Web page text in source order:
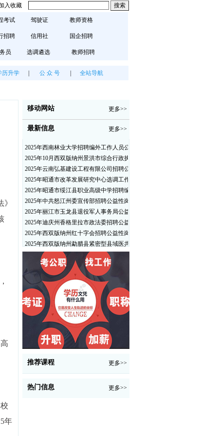
入收藏
考试 驾驶证 教师资格
招聘 信用社 国企招聘
员 选调遴选 教师招聘
历升学 公 众 号 全站导航
年
移动网站 更多>>
最新信息 更多>>
2025年西南林业大学招聘编外工作人员公告（三）
2025年10月西双版纳州景洪市综合行政执法局招聘人员公告
2025年云南弘基建设工程有限公司招聘公告
2025年昭通市改革发展研究中心选调工作人员职业素质测评通告
2025年昭通市绥江县职业高级中学招聘编外紧缺临聘数学教师公告
2025年中共怒江州委宣传部招聘公益性岗位公告
2025年丽江市玉龙县退役军人事务局公益性岗位招聘公告
2025年迪庆州香格里拉市政法委招聘公益性岗位公告
2025年西双版纳州红十字会招聘公益性岗位人员公告
2025年西双版纳州勐腊县紧密型县域医共体招聘编外人员公告
推荐课程 更多>>
热门信息 更多>>